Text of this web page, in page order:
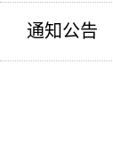
通知公告